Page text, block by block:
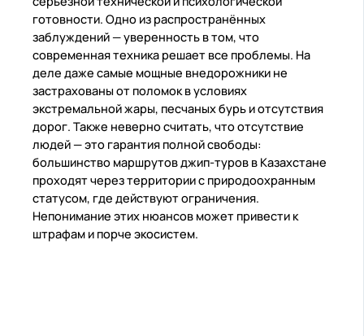
готовности. Одно из распространённых
заблуждений — уверенность в том, что
современная техника решает все проблемы. На
деле даже самые мощные внедорожники не
застрахованы от поломок в условиях
экстремальной жары, песчаных бурь и отсутствия
дорог. Также неверно считать, что отсутствие
людей — это гарантия полной свободы:
большинство маршрутов джип-туров в Казахстане
проходят через территории с природоохранным
статусом, где действуют ограничения.
Непонимание этих нюансов может привести к
штрафам и порче экосистем.